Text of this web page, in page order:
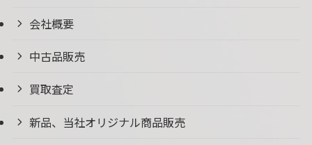
会社概要
中古品販売
買取査定
新品、当社オリジナル商品販売